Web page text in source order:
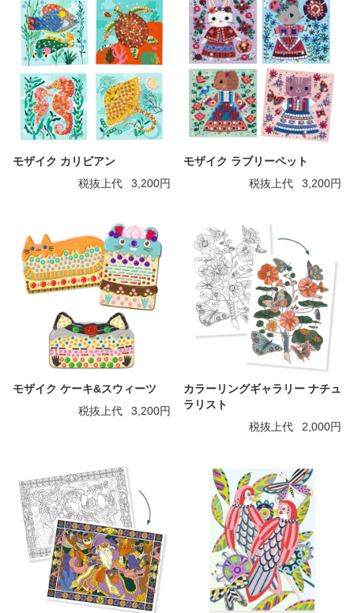
モザイク カリビアン
税抜上代
3,200円
モザイク ラブリーペット
税抜上代
3,200円
モザイク ケーキ&スウィーツ
税抜上代
3,200円
カラーリングギャラリー ナチュ
ラリスト
税抜上代
2,000円